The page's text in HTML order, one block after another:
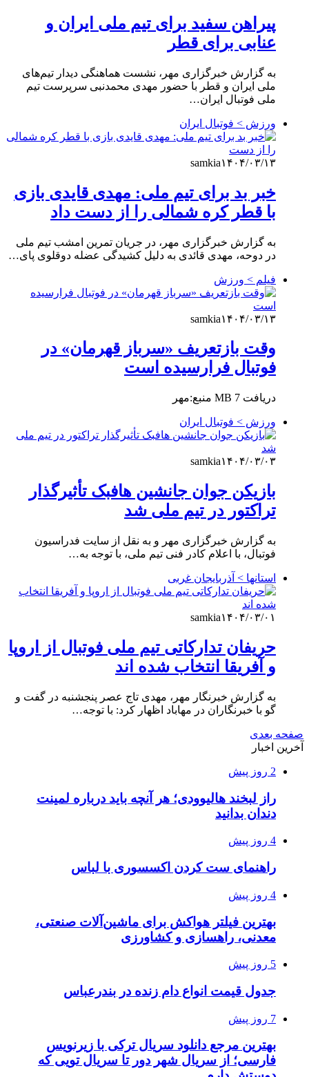
پیراهن سفید برای تیم ملی ایران و
عنابی برای قطر
به گزارش خبرگزاری مهر، نشست هماهنگی دیدار تیم‌های
ملی ایران و قطر با حضور مهدی محمدنبی سرپرست تیم
ملی فوتبال ایران…
ورزش > فوتبال ایران
samkia۱۴۰۴/۰۳/۱۳
خبر بد برای تیم ملی: مهدی قایدی بازی
با قطر کره شمالی را از دست داد
به گزارش خبرگزاری مهر، در جریان تمرین امشب تیم ملی
در دوحه، مهدی قائدی به دلیل کشیدگی عضله دوقلوی پای…
فیلم > ورزش
samkia۱۴۰۴/۰۳/۱۳
وقت بازتعریف «سرباز قهرمان» در
فوتبال فرارسیده است
دریافت 7 MB منبع:مهر
ورزش > فوتبال ایران
samkia۱۴۰۴/۰۳/۰۳
بازیکن جوان جانشین هافبک تأثیرگذار
تراکتور در تیم ملی شد
به گزارش خبرگزاری مهر و به نقل از سایت فدراسیون
فوتبال، با اعلام کادر فنی تیم ملی، با توجه به…
استانها > آذربایجان غربی
samkia۱۴۰۴/۰۳/۰۱
حریفان تدارکاتی تیم ملی فوتبال از اروپا
و آفریقا انتخاب شده اند
به گزارش خبرنگار مهر، مهدی تاج عصر پنجشنبه در گفت و
گو با خبرنگاران در مهاباد اظهار کرد: با توجه…
صفحه بعدی
آخرین اخبار
2 روز پیش
راز لبخند هالیوودی؛ هر آنچه باید درباره لمینت
دندان بدانید
4 روز پیش
راهنمای ست کردن اکسسوری با لباس
4 روز پیش
بهترین فیلتر هواکش برای ماشین‌آلات صنعتی،
معدنی، راهسازی و کشاورزی
5 روز پیش
جدول قیمت انواع دام زنده در بندرعباس
7 روز پیش
بهترین مرجع دانلود سریال ترکی با زیرنویس
فارسی؛ از سریال شهر دور تا سریال تویی که